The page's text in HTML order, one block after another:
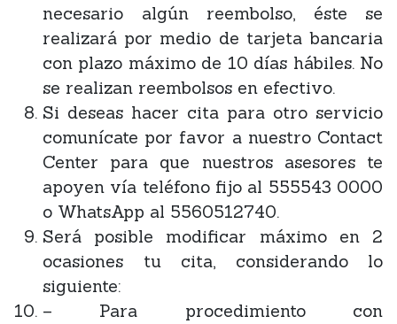
necesario algún reembolso, éste se
realizará por medio de tarjeta bancaria
con plazo máximo de 10 días hábiles. No
se realizan reembolsos en efectivo.
Si deseas hacer cita para otro servicio
comunícate por favor a nuestro Contact
Center para que nuestros asesores te
apoyen vía teléfono fijo al 555543 0000
o WhatsApp al 5560512740.
Será posible modificar máximo en 2
ocasiones tu cita, considerando lo
siguiente:
– Para procedimiento con